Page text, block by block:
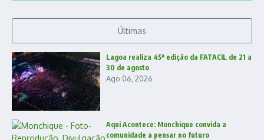
Últimas
Lagoa realiza 45ª edição da FATACIL de 21 a
30 de agosto
Ago 06, 2026
Aqui Acontece: Monchique convida a
comunidade a pensar no futuro